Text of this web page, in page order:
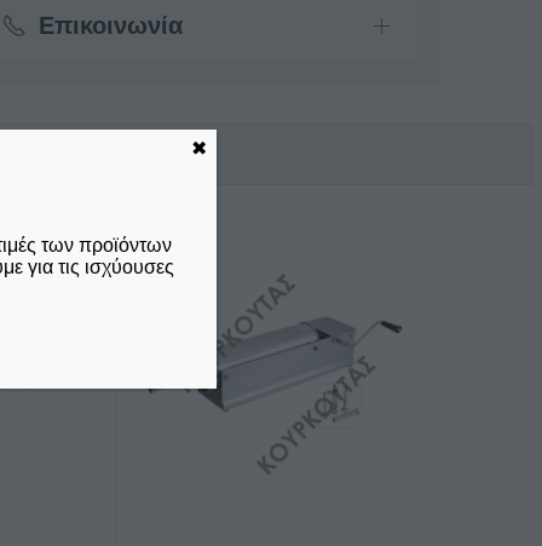
Επικοινωνία
των προϊόντων
για τις ισχύουσες
✖